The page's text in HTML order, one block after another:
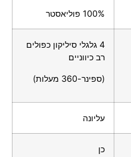
100% פוליאסטר
4 גלגלי סיליקון כפולים
רב כיווניים
(ספינר-360 מעלות)
עליונה
כן